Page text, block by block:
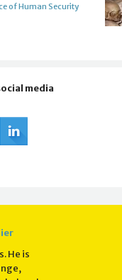
of Human Security
media
He is